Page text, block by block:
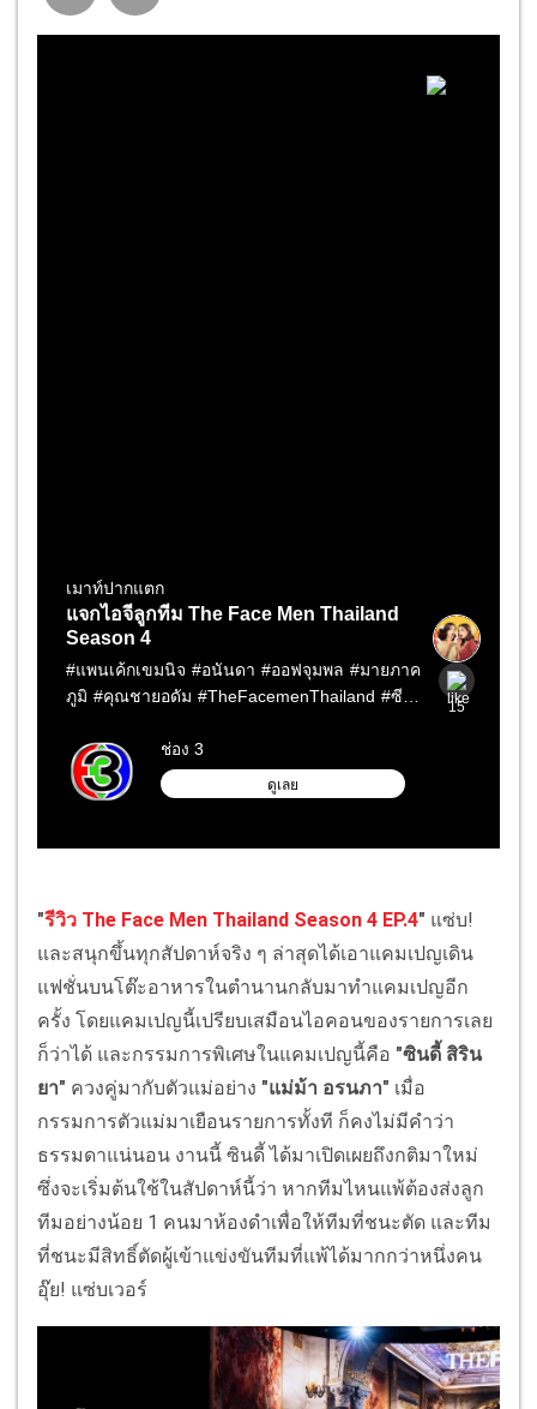
"รีวิว The Face Men Thailand Season 4 EP.4" แซ่บ!
และสนุกขึ้นทุกสัปดาห์จริง ๆ ล่าสุดได้เอาแคมเปญเดิน
แฟชั่นบนโต๊ะอาหารในตำนานกลับมาทำแคมเปญอีก
ครั้ง โดยแคมเปญนี้เปรียบเสมือนไอคอนของรายการเลย
ก็ว่าได้ และกรรมการพิเศษในแคมเปญนี้คือ "ซินดี้ สิริน
ยา" ควงคู่มากับตัวแม่อย่าง "แม่ม้า อรนภา" เมื่อ
กรรมการตัวแม่มาเยือนรายการทั้งที ก็คงไม่มีคำว่า
ธรรมดาแน่นอน งานนี้ ซินดี้ ได้มาเปิดเผยถึงกติมาใหม่
ซึ่งจะเริ่มต้นใช้ในสัปดาห์นี้ว่า หากทีมไหนแพ้ต้องส่งลูก
ทีมอย่างน้อย 1 คนมาห้องดำเพื่อให้ทีมที่ชนะตัด และทีม
ที่ชนะมีสิทธิ์ตัดผู้เข้าแข่งขันทีมที่แพ้ได้มากกว่าหนึ่งคน
อุ๊ย! แซ่บเวอร์